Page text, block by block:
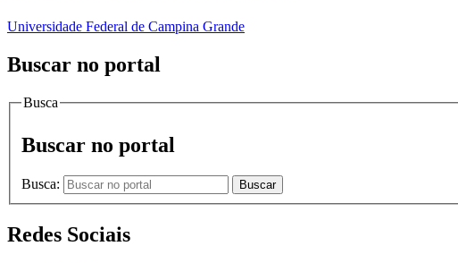
Universidade Federal de Campina Grande
Buscar no portal
Busca
Buscar no portal
Busca: Buscar
Redes Sociais